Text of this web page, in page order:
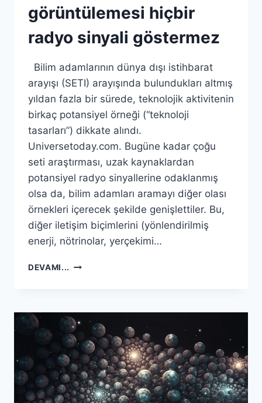
görüntülemesi hiçbir
radyo sinyali göstermez
Bilim adamlarının dünya dışı istihbarat
arayışı (SETI) arayışında bulundukları altmış
yıldan fazla bir sürede, teknolojik aktivitenin
birkaç potansiyel örneği (“teknoloji
tasarları”) dikkate alındı.
Universetoday.com. Bugüne kadar çoğu
seti araştırması, uzak kaynaklardan
potansiyel radyo sinyallerine odaklanmış
olsa da, bilim adamları aramayı diğer olası
örnekleri içerecek şekilde genişlettiler. Bu,
diğer iletişim biçimlerini (yönlendirilmiş
enerji, nötrinolar, yerçekimi…
DEVAMI... DYSON
ÇÖZÜNÜRLÜKLÜ
GÖRÜNTÜLEMESI
HIÇBIR
RADYO
SINYALI
GÖSTERMEZ